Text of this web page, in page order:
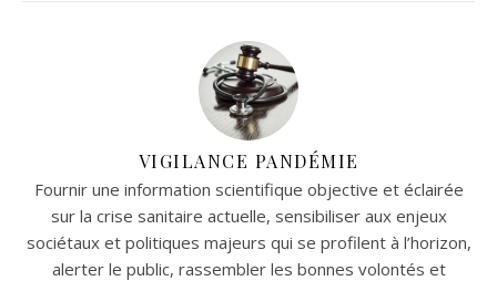
VIGILANCE PANDÉMIE
Fournir une information scientifique objective et éclairée
sur la crise sanitaire actuelle, sensibiliser aux enjeux
sociétaux et politiques majeurs qui se profilent à l’horizon,
alerter le public, rassembler les bonnes volontés et